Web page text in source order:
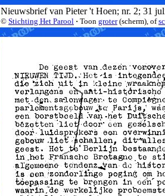
Nieuwsbrief van Pieter 't Hoen; nr. 2; 31
© Stichting Het Parool · Toon groter(scherm), of